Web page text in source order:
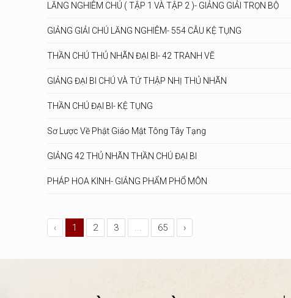
LĂNG NGHIÊM CHÚ ( TẬP 1 VÀ TẬP 2 )- GIẢNG GIẢI TRỌN BỘ
GIẢNG GIẢI CHÚ LĂNG NGHIÊM- 554 CÂU KỆ TỤNG
THẦN CHÚ THỦ NHÃN ĐẠI BI- 42 TRANH VẼ
GIẢNG ĐẠI BI CHÚ VÀ TỨ THẬP NHỊ THỦ NHÃN
THẦN CHÚ ĐẠI BI- KỆ TỤNG
Sơ Lược Về Phật Giáo Mật Tông Tây Tạng
GIẢNG 42 THỦ NHÃN THẦN CHÚ ĐẠI BI
PHÁP HOA KINH- GIẢNG PHẨM PHỔ MÔN
‹ 1 2 3 ... 65 ›